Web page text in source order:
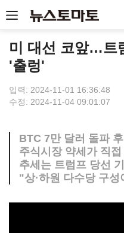
미 대선 코앞…트
'출렁'
입력: 2024-11-01 16:36:48
수정: 2024-11-04 09:01:07
BTC 7만 달러 돌파
주식시장 약세가 직접
추세는 트럼프 당선
"상·하원 다수당 구